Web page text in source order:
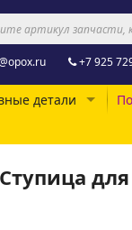
+7 925
детали